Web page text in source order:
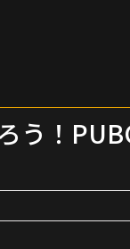
う！